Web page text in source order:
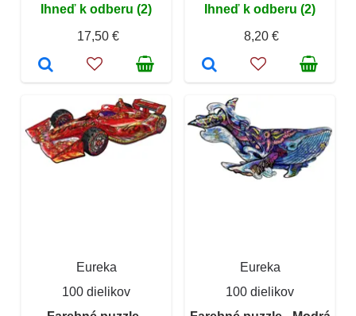
Ihneď k odberu (2)
17,50 €
Ihneď k odberu (2)
8,20 €
Eureka
100 dielikov
Eureka
100 dielikov